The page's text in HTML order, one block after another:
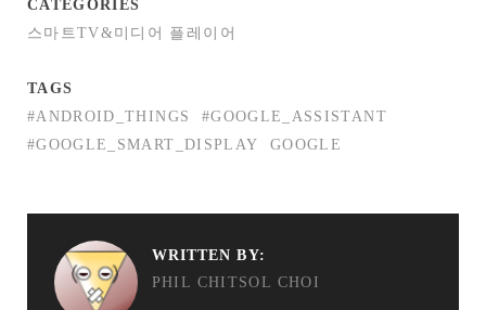
CATEGORIES
스마트TV&미디어 플레이어
TAGS
#ANDROID_THINGS
#GOOGLE_ASSISTANT
#GOOGLE_SMART_DISPLAY
GOOGLE
WRITTEN BY:
PHIL CHITSOL CHOI